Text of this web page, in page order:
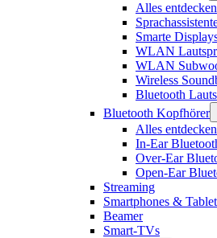
Alles entdecken
Smarte
WLAN
WLAN
Wireless
Bluetooth
Bluetooth Kopfhörer
Alles entdecken
In-Ear
Over-Ear
Open-Ear
Streaming
Smartphones &
Beamer
Smart-TVs